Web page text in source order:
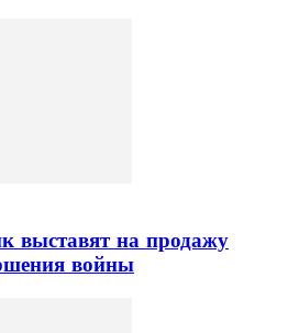
выставят на продажу
войны